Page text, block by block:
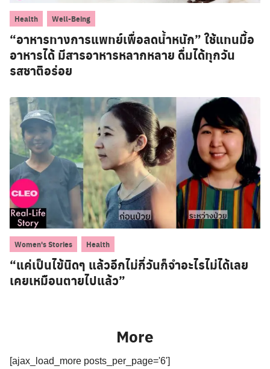
Health Well-Being
“อาหารทางการแพทย์เพื่อลดน้ำหนัก” ใช้แทนมื้อ
อาหารได้ มีสารอาหารหลากหลาย ดื่มได้ทุกวัน
รสชาติอร่อย
Women's Stories Health
“แค่เป็นไข้นิดๆ แล้วอีกไม่กี่วันก็จำอะไรไม่ได้เลย
เคยเหมือนตายไปแล้ว”
More
[ajax_load_more posts_per_page='6']